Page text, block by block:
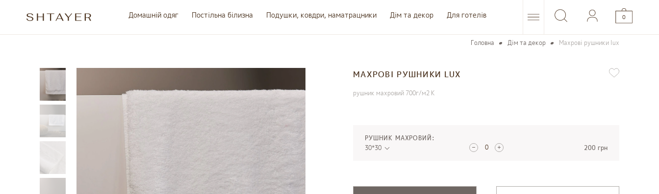
0
Домашній одяг Постільна білизна Подушки, ковдри, наматрацники Дім та декор Для готелів
Головна Дім та декор Махрові рушники lux
МАХРОВІ РУШНИКИ LUX
рушник махровий 700г/м2 К
РУШНИК МАХРОВИЙ:
30*30
200 грн